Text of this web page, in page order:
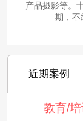
产品摄影等。
期，不
近期案例
教育/培